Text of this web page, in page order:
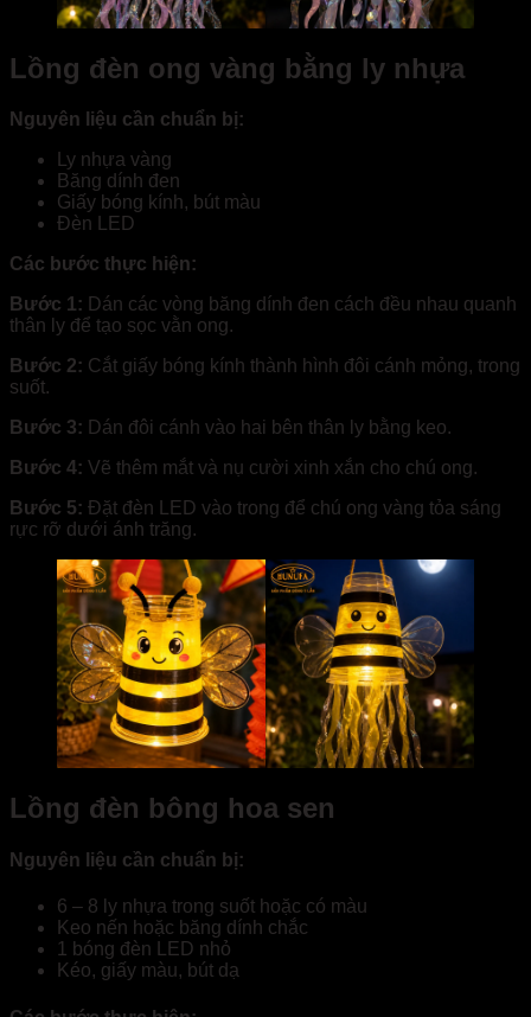
Lồng đèn ong vàng bằng ly nhựa
Nguyên liệu cần chuẩn bị:
Ly nhựa vàng
Băng dính đen
Giấy bóng kính, bút màu
Đèn LED
Các bước thực hiện:
Bước 1: Dán các vòng băng dính đen cách đều nhau quanh
thân ly để tạo sọc vằn ong.
Bước 2: Cắt giấy bóng kính thành hình đôi cánh mỏng, trong
suốt.
Bước 3: Dán đôi cánh vào hai bên thân ly bằng keo.
Bước 4: Vẽ thêm mắt và nụ cười xinh xắn cho chú ong.
Bước 5: Đặt đèn LED vào trong để chú ong vàng tỏa sáng
rực rỡ dưới ánh trăng.
Lồng đèn bông hoa sen
Nguyên liệu cần chuẩn bị:
6 – 8 ly nhựa trong suốt hoặc có màu
Keo nến hoặc băng dính chắc
1 bóng đèn LED nhỏ
Kéo, giấy màu, bút dạ